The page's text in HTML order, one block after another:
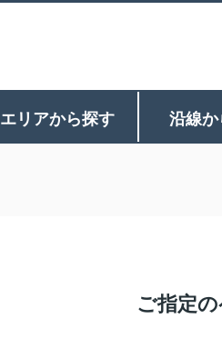
エリアから探す 沿線
ご指定